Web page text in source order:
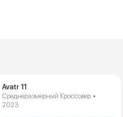
Avatr 11
Среднеразмерный Кроссовер •
2023